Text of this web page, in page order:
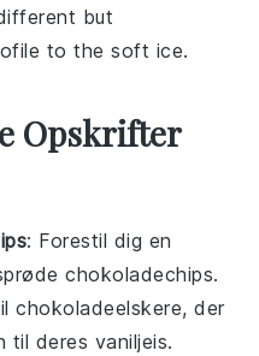
but
to the soft ice.
Opskrifter
: Forestil dig en
chokoladechips.
chokoladeelskere, der
til deres vaniljeis.